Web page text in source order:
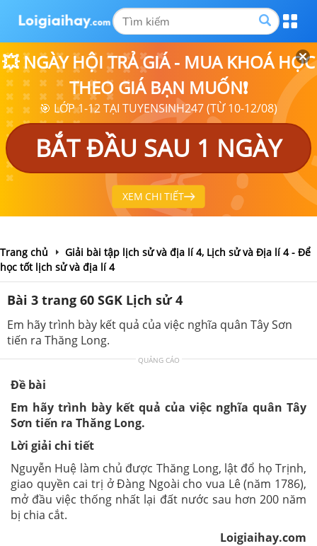
💥 NGÀY HỘI TRẢ GIÁ - MUA KHOÁ HỌC
THEO GIÁ BẠN MUỐN❗
🎯 LỚP 1-12 TẠI TUYENSINH247 (TỪ 10-12/08)
BẮT ĐẦU SAU 1 NGÀY
XEM CHI TIẾT
Trang chủ
Giải bài tập lịch sử và địa lí 4, Lịch sử và Địa lí 4 - Để
học tốt lịch sử và địa lí 4
Bài 3 trang 60 SGK Lịch sử 4
Em hãy trình bày kết quả của việc nghĩa quân Tây Sơn
tiến ra Thăng Long.
QUẢNG CÁO
Đề bài
Em hãy trình bày kết quả của việc nghĩa quân Tây
Sơn tiến ra Thăng Long.
Lời giải chi tiết
Nguyễn Huệ làm chủ được Thăng Long, lật đổ họ Trịnh,
giao quyền cai trị ở Đàng Ngoài cho vua Lê (năm 1786),
mở đầu việc thống nhất lại đất nước sau hơn 200 năm
bị chia cắt.
Loigiaihay.com